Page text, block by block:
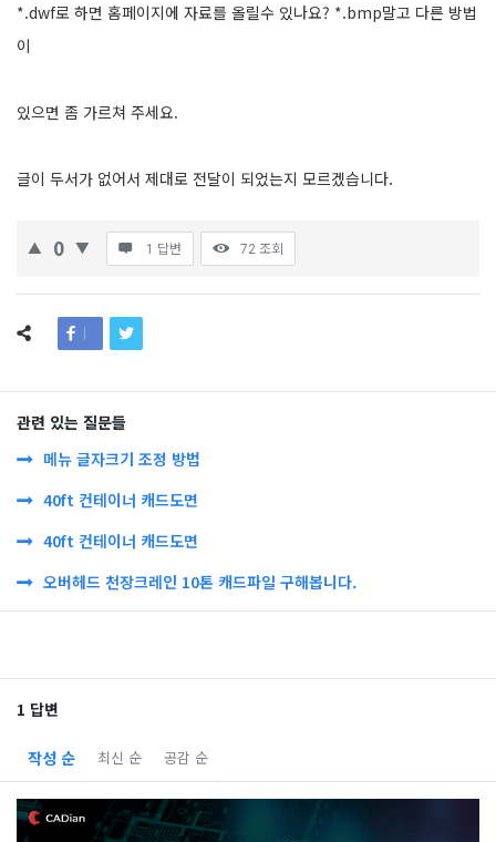
*.dwf로 하면 홈페이지에 자료를 올릴수 있나요? *.bmp말고 다른 방법
이
있으면 좀 가르쳐 주세요.
글이 두서가 없어서 제대로 전달이 되었는지 모르겠습니다.
0 1 답변 72 조회
관련 있는 질문들
메뉴 글자크기 조정 방법
40ft 컨테이너 캐드도면
40ft 컨테이너 캐드도면
오버헤드 천장크레인 10톤 캐드파일 구해봅니다.
1 답변
작성 순 최신 순 공감 순